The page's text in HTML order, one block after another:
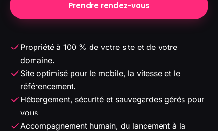
Prendre rendez-vous
Propriété à 100 % de votre site et de votre
domaine.
Site optimisé pour le mobile, la vitesse et le
référencement.
Hébergement, sécurité et sauvegardes gérés pour
vous.
Accompagnement humain, du lancement à la